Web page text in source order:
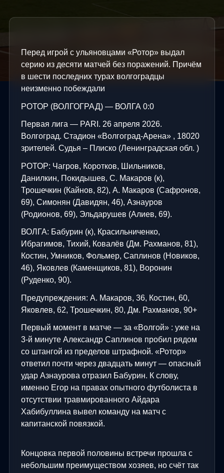
Перед игрой с ульяновцами «Ротор» выдал
серию из десяти матчей без поражений. Причём
в шести последних турах волгоградцы
неизменно побеждали
РОТОР (ВОЛГОГРАД) — ВОЛГА 0:0
Первая лига — PARI. 26 апреля 2026.
Волгоград. Стадион «Волгоград-Арена» , 18020
зрителей. Судья – Плиско (Ленинградская обл. )
РОТОР: Чагров, Коротков, Шильников,
Данилкин, Покидышев, С. Макаров (к),
Трошечкин (Кайнов, 82), А. Макаров (Сафронов,
69), Симонян (Давидян, 46), Азнауров
(Родионов, 69), Эльдарушев (Алиев, 69).
ВОЛГА: Бабурин (к), Красильниченко,
Ибрагимов, Тихий, Ковалёв (Дм. Рахманов, 81),
Костин, Умников, Фольмер, Саплинов (Новиков,
46), Яковлев (Каменщиков, 81), Воронин
(Руденко, 90).
Предупреждения: А. Макаров, 36, Костин, 60,
Яковлев, 62, Трошечкин, 80, Дм. Рахманов, 90+
Первый момент в матче — за «Волгой» : уже на
3-й минуте Александр Саплинов пробил рядом
со штангой из пределов штрафной. «Ротор»
ответил почти через двадцать минут — опасный
удар Азнаурова отразил Бабурин. К слову,
именно Егор на правах опытного футболиста в
отсутствии травмированного Айдара
Хабибуллина вывел команду на матч с
капитанской повязкой.
Концовка первой половины встречи прошла с
небольшим преимуществом хозяев, но счёт так